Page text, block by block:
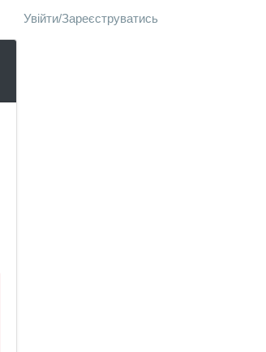
Увійти/Зареєструватись